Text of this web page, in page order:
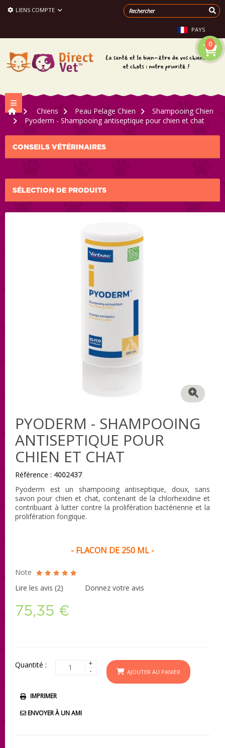
LIENS COMPTE
PAYS
0
Navigation bascule
>
Chiens > Peau Pelage Chien >
Shampooing Chien
>
Pyoderm - Shampooing antiseptique pour chien et chat
CONSEILS VÉTÉRINAIRES
SÉLECTION DE PRODUITS
PYODERM - SHAMPOOING
ANTISEPTIQUE POUR
CHIEN ET CHAT
Référence : 4002437
Pyoderm est un shampooing antiseptique, doux, sans
savon pour chien et chat, contenant de la chlorhexidine et
contribuant à lutter contre la prolifération bactérienne et la
prolifération fongique.
- FLACON DE 250 ML -
Note
Lire les avis (2) Donnez votre avis
75,35 €
Quantité : +
- AJOUTER AU PANIER
IMPRIMER
ENVOYER À UN AMI